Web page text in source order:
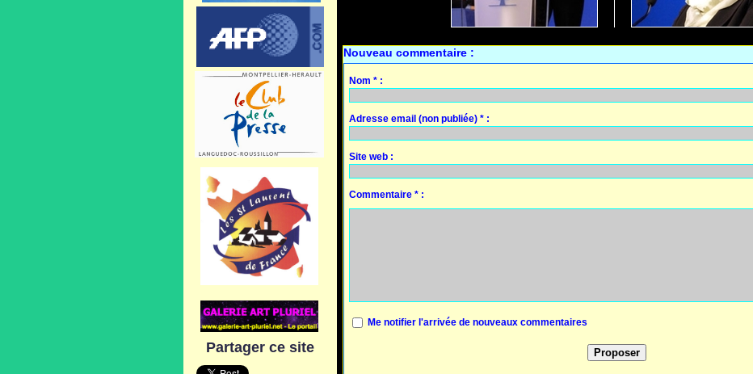
Partager ce site
Nouveau commentaire :
Nom * :
Adresse email (non publiée) * :
Site web :
Commentaire * :
Me notifier l'arrivée de nouveaux commentaires